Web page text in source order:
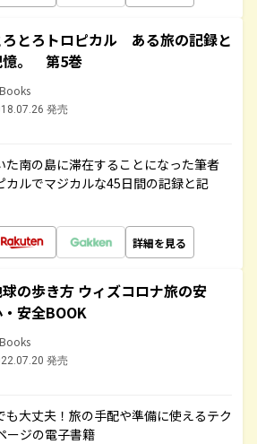
ろとろトロピカル ある旅の記録と
憶。 第5巻
発売
た南の島に滞在することになった筆者
カルでマジカルな45日間の記録と記
詳細を見る
の歩き方 ウィズコロナ旅の安
安全BOOK
発売
大丈夫！旅の手配や準備に使えるテク
ージの電子書籍